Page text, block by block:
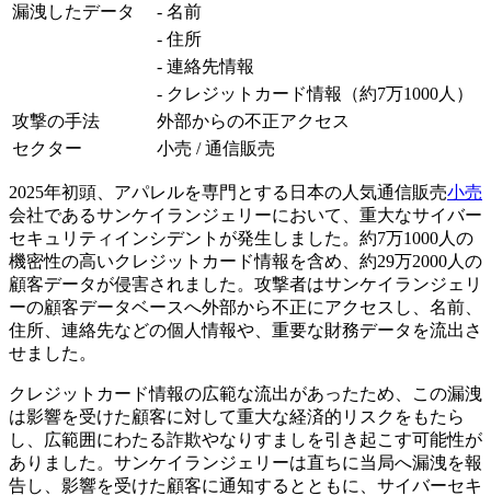
漏洩したデータ
- 名前
- 住所
- 連絡先情報
- クレジットカード情報（約7万1000人）
攻撃の手法
外部からの不正アクセス
セクター
小売 / 通信販売
2025年初頭、アパレルを専門とする日本の人気通信販売小売
会社であるサンケイランジェリーにおいて、重大なサイバー
セキュリティインシデントが発生しました。約7万1000人の
機密性の高いクレジットカード情報を含め、約29万2000人の
顧客データが侵害されました。攻撃者はサンケイランジェリ
ーの顧客データベースへ外部から不正にアクセスし、名前、
住所、連絡先などの個人情報や、重要な財務データを流出さ
せました。
クレジットカード情報の広範な流出があったため、この漏洩
は影響を受けた顧客に対して重大な経済的リスクをもたら
し、広範囲にわたる詐欺やなりすましを引き起こす可能性が
ありました。サンケイランジェリーは直ちに当局へ漏洩を報
告し、影響を受けた顧客に通知するとともに、サイバーセキ